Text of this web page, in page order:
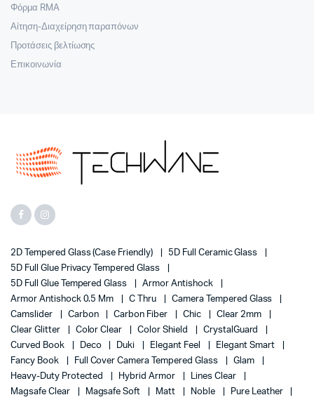
Φόρμα RMA
Αίτηση-Διαχείρηση παραπόνων
Προτάσεις βελτίωσης
Επικοινωνία
2D Tempered Glass (case Friendly)
5D Full Ceramic Glass
5D Full Glue Privacy Tempered Glass
5D Full Glue Tempered Glass
Armor Antishock
Armor Antishock 0.5 Mm
C Thru
Camera Tempered Glass
Camslider
Carbon Carbon Fiber Chic
Clear 2mm
Clear Glitter
Color Clear Color Shield
CrystalGuard
Curved Book
Deco Duki Elegant Feel
Elegant Smart
Fancy Book
Full Cover Camera Tempered Glass
Glam
Heavy-Duty Protected
Hybrid Armor
Lines Clear
Magsafe Clear
Magsafe Soft Matt Noble Pure Leather